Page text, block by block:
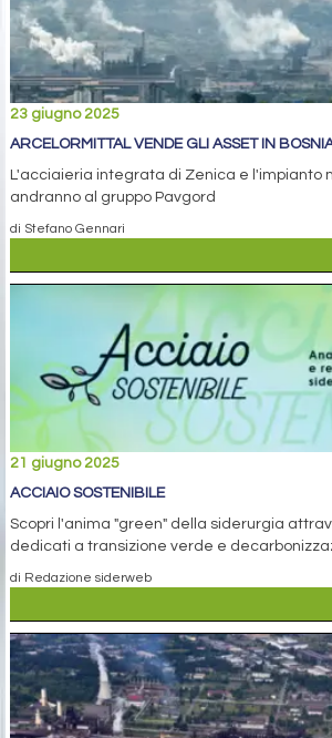
23 giugno 2025
ARCELORMITTAL VENDE GLI ASSET IN
L'acciaieria integrata di Zenica e l'impianto
andranno al gruppo Pavgord
di Stefano Gennari
21 giugno 2025
ACCIAIO SOSTENIBILE
Scopri l'anima "green" della siderurgia
dedicati a transizione verde e
di Redazione siderweb